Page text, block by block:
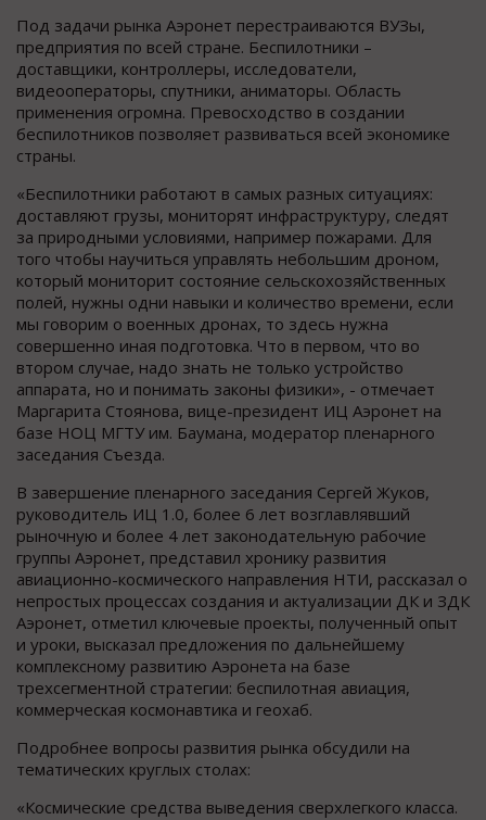
Под задачи рынка Аэронет перестраиваются ВУЗы,
предприятия по всей стране. Беспилотники –
доставщики, контроллеры, исследователи,
видеооператоры, спутники, аниматоры. Область
применения огромна. Превосходство в создании
беспилотников позволяет развиваться всей экономике
страны.
«Беспилотники работают в самых разных ситуациях:
доставляют грузы, мониторят инфраструктуру, следят
за природными условиями, например пожарами. Для
того чтобы научиться управлять небольшим дроном,
который мониторит состояние сельскохозяйственных
полей, нужны одни навыки и количество времени, если
мы говорим о военных дронах, то здесь нужна
совершенно иная подготовка. Что в первом, что во
втором случае, надо знать не только устройство
аппарата, но и понимать законы физики», - отмечает
Маргарита Стоянова, вице-президент ИЦ Аэронет на
базе НОЦ МГТУ им. Баумана, модератор пленарного
заседания Съезда.
В завершение пленарного заседания Сергей Жуков,
руководитель ИЦ 1.0, более 6 лет возглавлявший
рыночную и более 4 лет законодательную рабочие
группы Аэронет, представил хронику развития
авиационно-космического направления НТИ, рассказал о
непростых процессах создания и актуализации ДК и ЗДК
Аэронет, отметил ключевые проекты, полученный опыт
и уроки, высказал предложения по дальнейшему
комплексному развитию Аэронета на базе
трехсегментной стратегии: беспилотная авиация,
коммерческая космонавтика и геохаб.
Подробнее вопросы развития рынка обсудили на
тематических круглых столах:
«Космические средства выведения сверхлегкого класса.